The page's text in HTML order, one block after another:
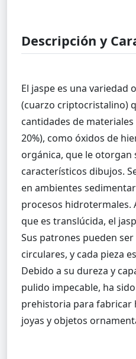
Descripción y
El jaspe es una variedad
(cuarzo criptocristalino)
cantidades de
20%), como óxidos de
orgánica, que le otorgan
característicos dibujos.
en ambientes
procesos hidrotermales.
que es translúcida, el
Sus patrones pueden
circulares, y cada pieza
Debido a su dureza y
pulido impecable, ha
prehistoria para fabricar